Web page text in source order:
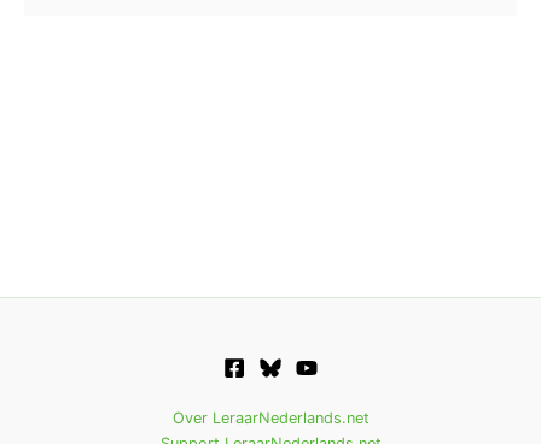
Over LeraarNederlands.net